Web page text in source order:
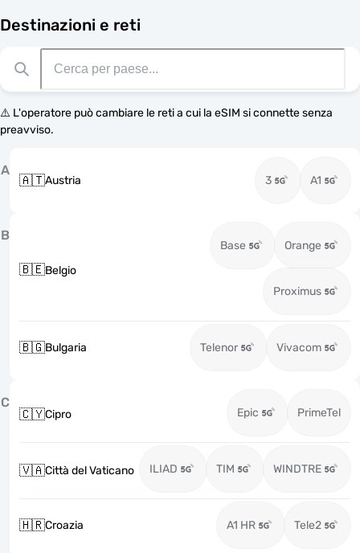
Destinazioni e reti
⚠️ L'operatore può cambiare le reti a cui la eSIM si connette senza
preavviso.
A
🇦🇹Austria 3 A1
B
🇧🇪Belgio
Base Orange
Proximus
🇧🇬Bulgaria Telenor Vivacom
C
🇨🇾Cipro Epic PrimeTel
🇻🇦Città del Vaticano ILIAD TIM WINDTRE
🇭🇷Croazia A1 HR Tele2